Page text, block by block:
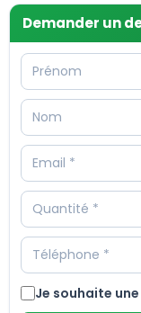
Demander un
Je souhaite